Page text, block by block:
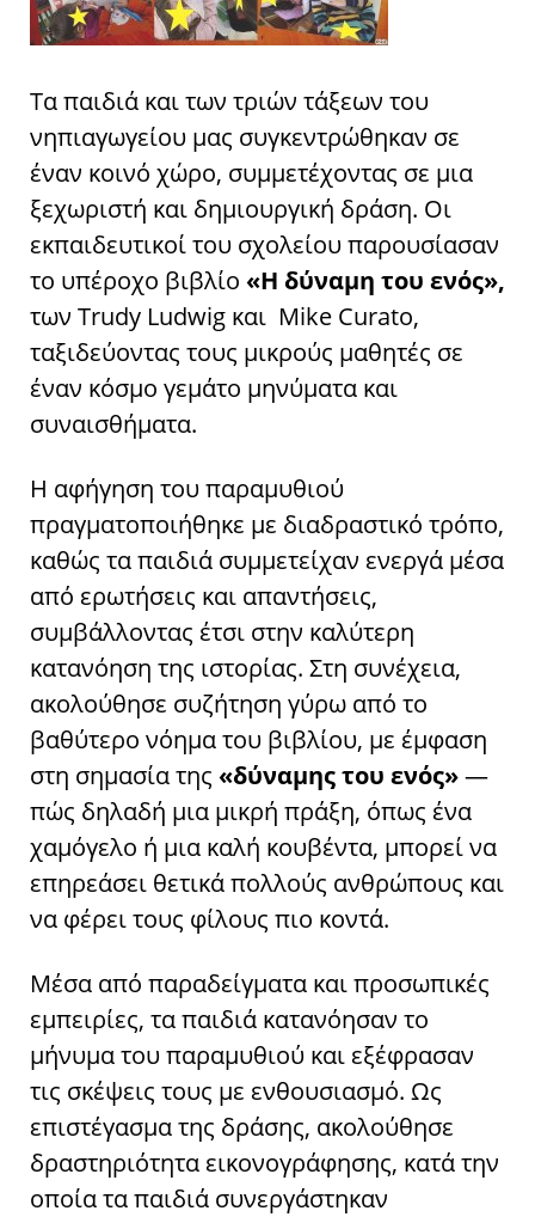
Τα παιδιά και των τριών τάξεων του
νηπιαγωγείου μας συγκεντρώθηκαν σε
έναν κοινό χώρο, συμμετέχοντας σε μια
ξεχωριστή και δημιουργική δράση. Οι
εκπαιδευτικοί του σχολείου παρουσίασαν
το υπέροχο βιβλίο «Η δύναμη του ενός»,
των Trudy Ludwig και Μike Curato,
ταξιδεύοντας τους μικρούς μαθητές σε
έναν κόσμο γεμάτο μηνύματα και
συναισθήματα.
Η αφήγηση του παραμυθιού
πραγματοποιήθηκε με διαδραστικό τρόπο,
καθώς τα παιδιά συμμετείχαν ενεργά μέσα
από ερωτήσεις και απαντήσεις,
συμβάλλοντας έτσι στην καλύτερη
κατανόηση της ιστορίας. Στη συνέχεια,
ακολούθησε συζήτηση γύρω από το
βαθύτερο νόημα του βιβλίου, με έμφαση
στη σημασία της «δύναμης του ενός»—
πώς δηλαδή μια μικρή πράξη, όπως ένα
χαμόγελο ή μια καλή κουβέντα, μπορεί να
επηρεάσει θετικά πολλούς ανθρώπους και
να φέρει τους φίλους πιο κοντά.
Μέσα από παραδείγματα και προσωπικές
εμπειρίες, τα παιδιά κατανόησαν το
μήνυμα του παραμυθιού και εξέφρασαν
τις σκέψεις τους με ενθουσιασμό. Ως
επιστέγασμα της δράσης, ακολούθησε
δραστηριότητα εικονογράφησης, κατά την
οποία τα παιδιά συνεργάστηκαν